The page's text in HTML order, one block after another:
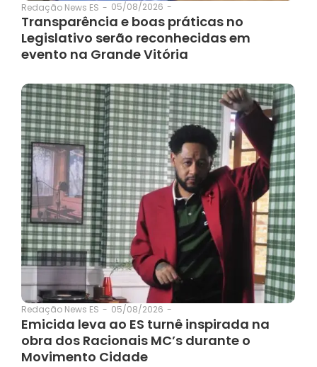
Redação News ES - 05/08/2026 -
Transparência e boas práticas no
Legislativo serão reconhecidas em
evento na Grande Vitória
Redação News ES - 05/08/2026 -
Emicida leva ao ES turnê inspirada na
obra dos Racionais MC’s durante o
Movimento Cidade